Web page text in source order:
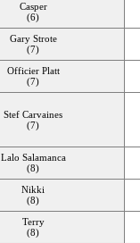
Casper
(6)
Gary Strote
(7)
Officier Platt
(7)
Stef Carvaines
(7)
Lalo Salamanca
(8)
Nikki
(8)
Terry
(8)